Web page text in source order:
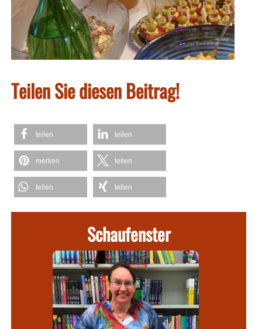
Teilen Sie diesen Beitrag!
teilen teilen
merken teilen
teilen teilen
Schaufenster